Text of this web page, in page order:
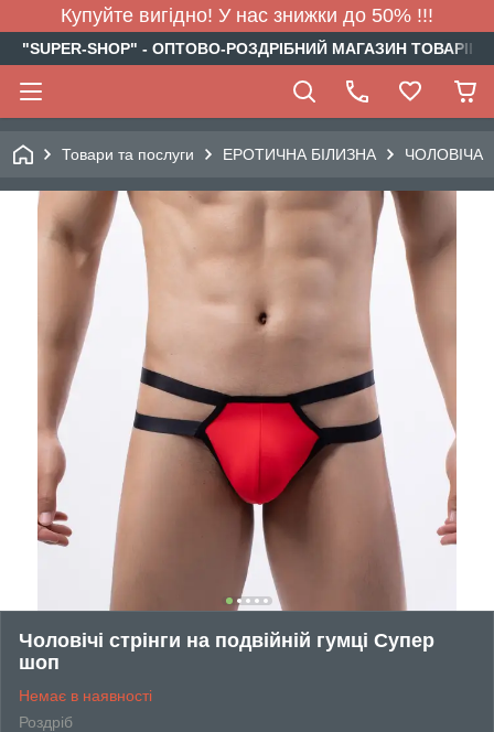
Купуйте вигідно! У нас знижки до 50% !!!
"SUPER-SHOP" - ОПТОВО-РОЗДРІБНИЙ МАГАЗИН
Товари та послуги ЕРОТИЧНА БІЛИЗНА ЧОЛОВІЧА
Чоловічі стрінги на подвійній гумці Супер
шоп
Немає в наявності
Роздріб